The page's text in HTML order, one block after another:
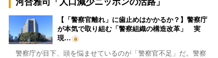
河合雅司「人口減少ニッポンの活路」
【「警察官離れ」に歯止めはかかるか？】警察庁
が本気で取り組む「警察組織の構造改革」 実
現…
警察庁が目下、頭を悩ませているのが「警察官不足」だ。警察